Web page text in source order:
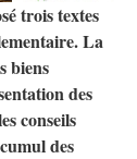
trois textes
La
biens
des
conseils
des